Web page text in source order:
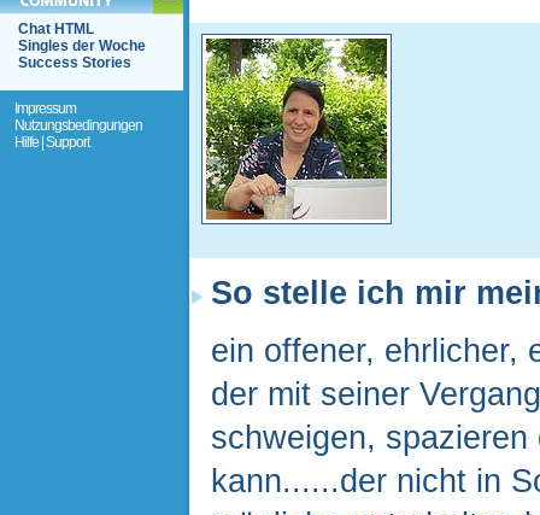
Chat HTML
Singles der Woche
Success Stories
Impressum
Nutzungsbedingungen
Hilfe | Support
So stelle ich mir
ein offener, ehrlicher,
der mit seiner
schweigen,
kann......der nicht in